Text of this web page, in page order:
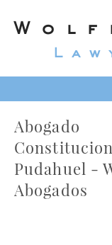
Abogado
Pudahuel -
Abogados